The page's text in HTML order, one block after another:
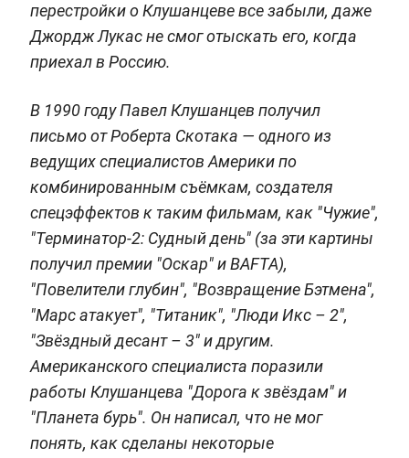
перестройки о Клушанцеве все забыли, даже
Джордж Лукас не смог отыскать его, когда
приехал в Россию.
В 1990 году Павел Клушанцев получил
письмо от Роберта Скотака — одного из
ведущих специалистов Америки по
комбинированным съёмкам, создателя
спецэффектов к таким фильмам, как "Чужие",
"Терминатор-2: Судный день" (за эти картины
получил премии "Оскар" и BAFTA),
"Повелители глубин", "Возвращение Бэтмена",
"Марс атакует", "Титаник", "Люди Икс – 2",
"Звёздный десант – 3" и другим.
Американского специалиста поразили
работы Клушанцева "Дорога к звёздам" и
"Планета бурь". Он написал, что не мог
понять, как сделаны некоторые